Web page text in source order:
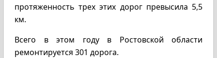
протяженность трех этих дорог превысила 5,5
км.
Всего в этом году в Ростовской области
ремонтируется 301 дорога.